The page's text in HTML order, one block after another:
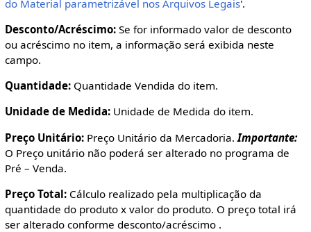
do Material parametrizável nos Arquivos Legais'.
Desconto/Acréscimo: Se for informado valor de desconto
ou acréscimo no item, a informação será exibida neste
campo.
Quantidade:Quantidade Vendida do item.
Unidade de Medida: Unidade de Medida do item.
Preço Unitário: Preço Unitário da Mercadoria.Importante:
O Preço unitário não poderá ser alterado no programa de
Pré – Venda.
Preço Total: Cálculo realizado pela multiplicação da
quantidade do produto x valor do produto. O preço total irá
ser alterado conforme desconto/acréscimo .